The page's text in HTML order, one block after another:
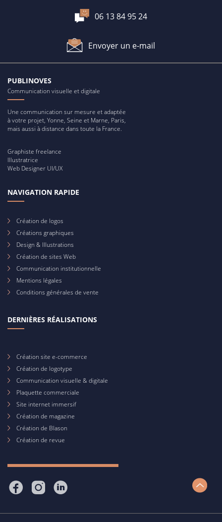
06 13 84 95 24
Envoyer un e-mail
PUBLINOVES
Communication visuelle et digitale
Une communication sur mesure et adaptée
à votre projet, Yonne, Seine et Marne, Paris,
mais aussi à distance dans toute la France.
Graphiste freelance
Illustratrice
Web Designer UI/UX
NAVIGATION RAPIDE
Création de logos
Créations graphiques
Design & Illustrations
Création de sites Web
Communication institutionnelle
Mentions légales
Conditions générales de vente
DERNIÈRES RÉALISATIONS
Création site e-commerce
Création de logotype
Communication visuelle & digitale
Plaquette commerciale
Site internet immersif
Création de magazine
Création de Blason
Création de revue